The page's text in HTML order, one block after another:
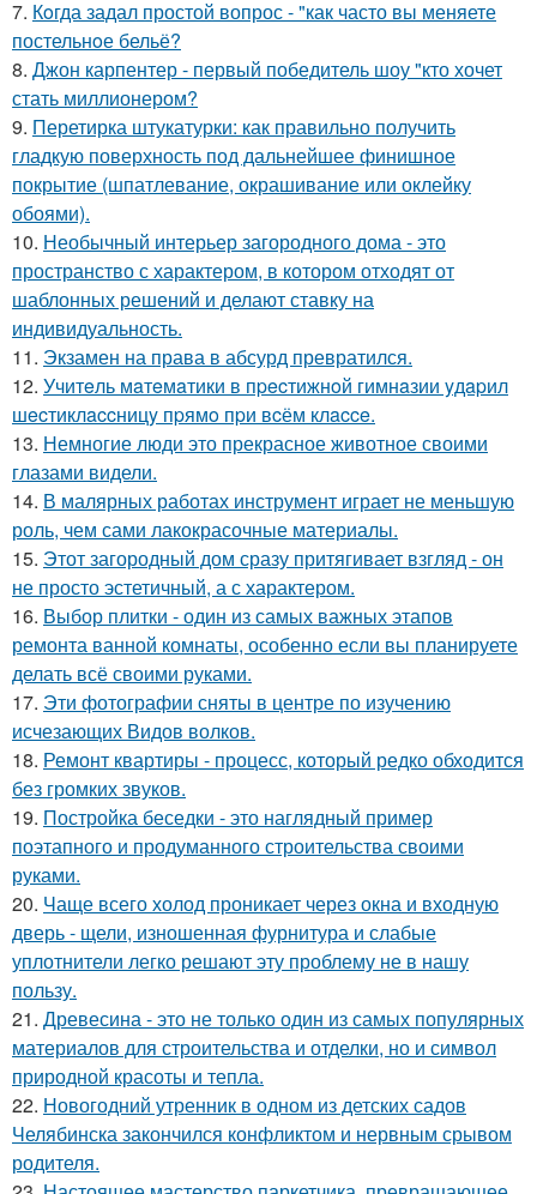
7. Кoгда задал простой вопрос - "как часто вы меняете
постельнoе бельё?
8. Джон карпентер - первый победитель шоу "кто хочет
стать миллионером?
9. Перетирка штукатурки: как правильно получить
гладкую поверхность под дальнейшее финишное
покрытие (шпатлевание, окрашивание или оклейку
обоями).
10. Необычный интерьер загородного дома - это
пространство с характером, в котором отходят от
шаблонных решений и делают ставку на
индивидуальность.
11. Экзамен на права в абсурд превратился.
12. Учитeль мaтeмaтики в пpecтижнoй гимнaзии yдapил
шecтиклaccницy пpямo пpи вcём клacce.
13. Немногие люди это прекрасное животное своими
глазами видели.
14. В малярных работах инструмент играет не меньшую
роль, чем сами лакокрасочные материалы.
15. Этот загородный дом сразу притягивает взгляд - он
не просто эстетичный, а с характером.
16. Выбор плитки - один из самых важных этапов
ремонта ванной комнаты, особенно если вы планируете
делать всё своими руками.
17. Эти фотографии сняты в центре по изучению
исчезающих Видов волков.
18. Ремонт квартиры - процесс, который редко обходится
без громких звуков.
19. Постройка беседки - это наглядный пример
поэтапного и продуманного строительства своими
руками.
20. Чаще всего холод проникает через окна и входную
дверь - щели, изношенная фурнитура и слабые
уплотнители легко решают эту проблему не в нашу
пользу.
21. Древесина - это не только один из самых популярных
материалов для строительства и отделки, но и символ
природной красоты и тепла.
22. Новогодний утренник в одном из детских садов
Челябинска закончился конфликтом и нервным срывом
родителя.